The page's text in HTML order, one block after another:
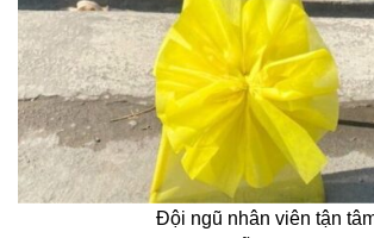
Đội ngũ nhân viên tận